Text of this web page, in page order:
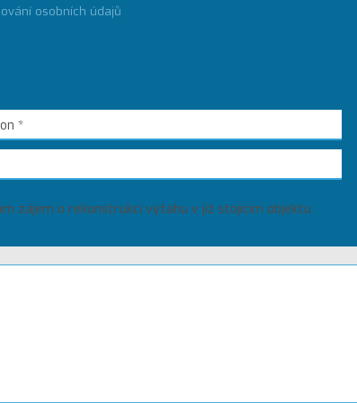
osobních údajů
zájem o rekonstrukci výtahu v již stojícím objektu